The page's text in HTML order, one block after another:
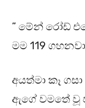
” මේන් රෝඩ්
මම 119
අයත්මා කෑ
ඇගේ වමතේ වූ